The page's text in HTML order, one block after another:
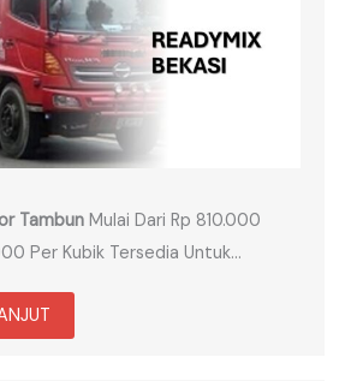
TambunMulai Dari Rp 810.000
Per Kubik Tersedia Untuk…